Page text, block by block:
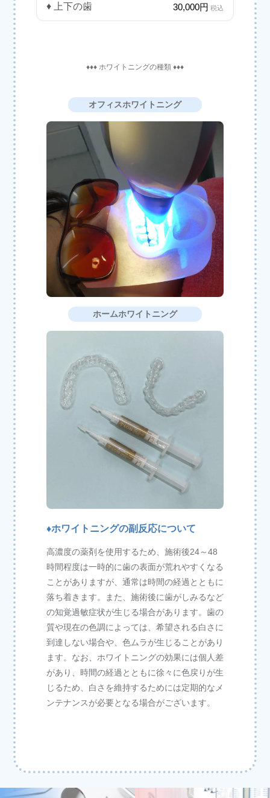
♦ 上下の歯 30,000円 税込
♦♦♦ ホワイトニングの種類 ♦♦♦
オフィスホワイトニング
ホームホワイトニング
♦ホワイトニングの副反応について
高濃度の薬剤を使用するため、施術後24～48
時間程度は一時的に歯の表面が荒れやすくなる
ことがありますが、通常は時間の経過とともに
落ち着きます。また、施術後に歯がしみるなど
の知覚過敏症状が生じる場合があります。歯の
質や現在の色調によっては、希望される白さに
到達しない場合や、色ムラが生じることがあり
ます。なお、ホワイトニングの効果には個人差
があり、時間の経過とともに徐々に色戻りが生
じるため、白さを維持するためには定期的なメ
ンテナンスが必要となる場合がございます。